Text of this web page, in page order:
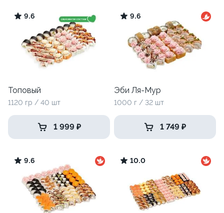
9.6
Топовый
1120 гр / 40 шт
1 999 ₽
9.6
Эби Ля-Мур
1000 г / 32 шт
1 749 ₽
9.6 10.0